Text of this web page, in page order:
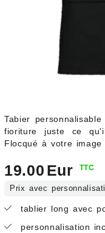
Tabier
fioriture juste ce
Flocqué à votre
19.00 Eur TTC
Prix avec
tablier long avec
personnalisation